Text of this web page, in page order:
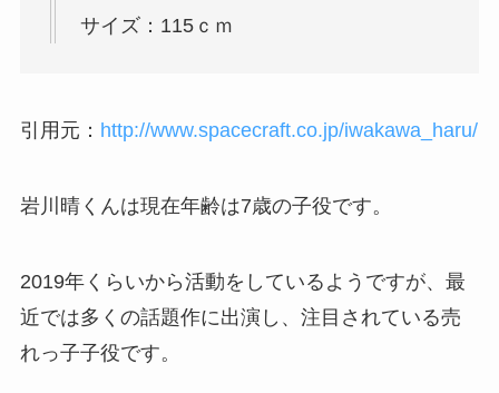
サイズ：115ｃｍ
引用元： http://www.spacecraft.co.jp/iwakawa_haru/
岩川晴くんは現在年齢は7歳の子役です。
2019年くらいから活動をしているようですが、最
近では多くの話題作に出演し、注目されている売
れっ子子役です。